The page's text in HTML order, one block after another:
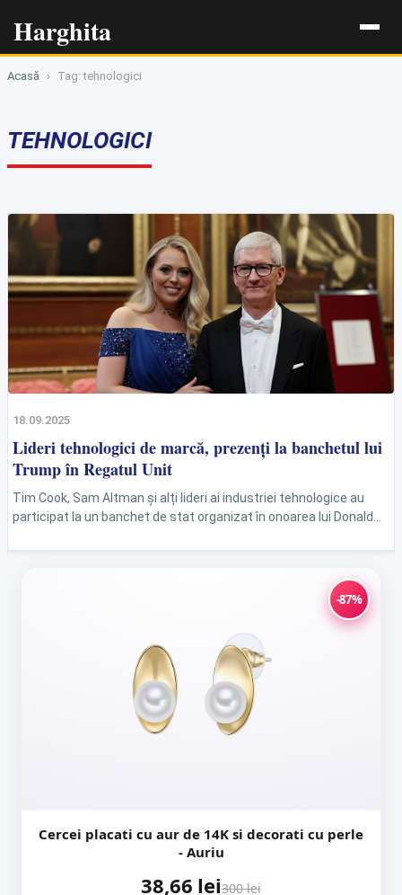
Harghita
Acasă › Tag: tehnologici
TEHNOLOGICI
18.09.2025
Lideri tehnologici de marcă, prezenți la banchetul lui
Trump în Regatul Unit
Tim Cook, Sam Altman și alți lideri ai industriei tehnologice au
participat la un banchet de stat organizat în onoarea lui Donald
-87%
Cercei placati cu aur de 14K si decorati cu perle
- Auriu
38,66 lei300 lei